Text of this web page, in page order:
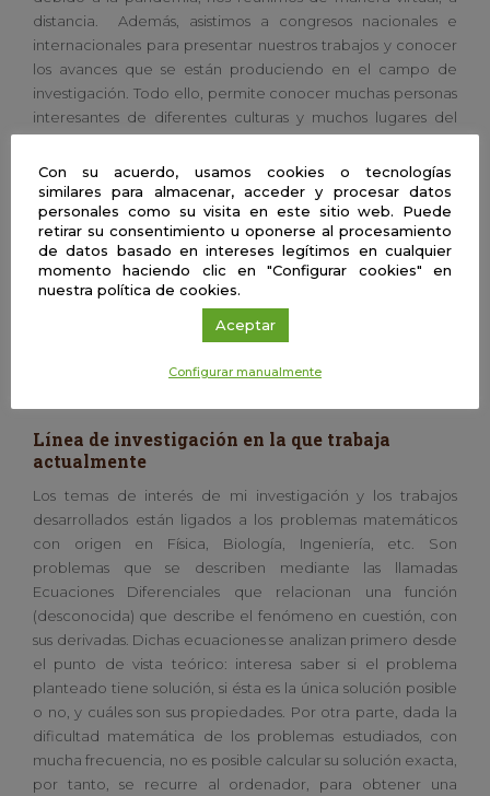
distancia. Además, asistimos a congresos nacionales e
internacionales para presentar nuestros trabajos y conocer
los avances que se están produciendo en el campo de
investigación. Todo ello, permite conocer muchas personas
interesantes de diferentes culturas y muchos lugares del
científicas para dar a conocer nuestros trabajos a los demás.
Aficiones
Mis principales aficiones son practicar deporte (tenis, padel,
natación, pilates), escuchar música, leer y viajar.
Centro o departamento
Ecuaciones Diferenciales y Análisis Numérico, Facultad de
Línea de investigación en la que trabaja
actualmente
Los temas de interés de mi investigación y los trabajos
desarrollados están ligados a los problemas matemáticos
con origen en Física, Biología, Ingeniería, etc. Son
problemas que se describen mediante las llamadas
Ecuaciones Diferenciales que relacionan una función
(desconocida) que describe el fenómeno en cuestión, con
sus derivadas. Dichas ecuaciones se analizan primero desde
el punto de vista teórico: interesa saber si el problema
planteado tiene solución, si ésta es la única solución posible
o no, y cuáles son sus propiedades. Por otra parte, dada la
dificultad matemática de los problemas estudiados, con
mucha frecuencia, no es posible calcular su solución exacta,
por tanto, se recurre al ordenador, para obtener una
Con su acuerdo, usamos cookies o tecnologías
similares para almacenar, acceder y procesar datos
personales como su visita en este sitio web. Puede
retirar su consentimiento u oponerse al procesamiento
de datos basado en intereses legítimos en cualquier
momento haciendo clic en "Configurar cookies" en
nuestra política de cookies.
Aceptar
Configurar manualmente